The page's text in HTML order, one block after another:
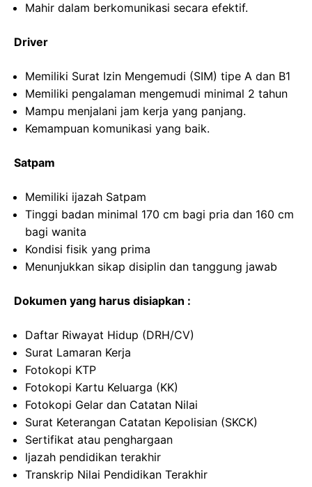
Mahir dalam berkomunikasi secara efektif.
Driver
Memiliki Surat Izin Mengemudi (SIM) tipe A dan B1
Memiliki pengalaman mengemudi minimal 2 tahun
Mampu menjalani jam kerja yang panjang.
Kemampuan komunikasi yang baik.
Satpam
Memiliki ijazah Satpam
Tinggi badan minimal 170 cm bagi pria dan 160 cm
bagi wanita
Kondisi fisik yang prima
Menunjukkan sikap disiplin dan tanggung jawab
Dokumen yang harus disiapkan :
Daftar Riwayat Hidup (DRH/CV)
Surat Lamaran Kerja
Fotokopi KTP
Fotokopi Kartu Keluarga (KK)
Fotokopi Gelar dan Catatan Nilai
Surat Keterangan Catatan Kepolisian (SKCK)
Sertifikat atau penghargaan
Ijazah pendidikan terakhir
Transkrip Nilai Pendidikan Terakhir